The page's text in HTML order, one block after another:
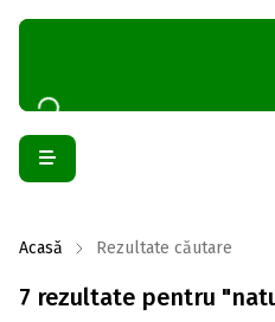
Acasă Rezultate căutare
7 rezultate pentru